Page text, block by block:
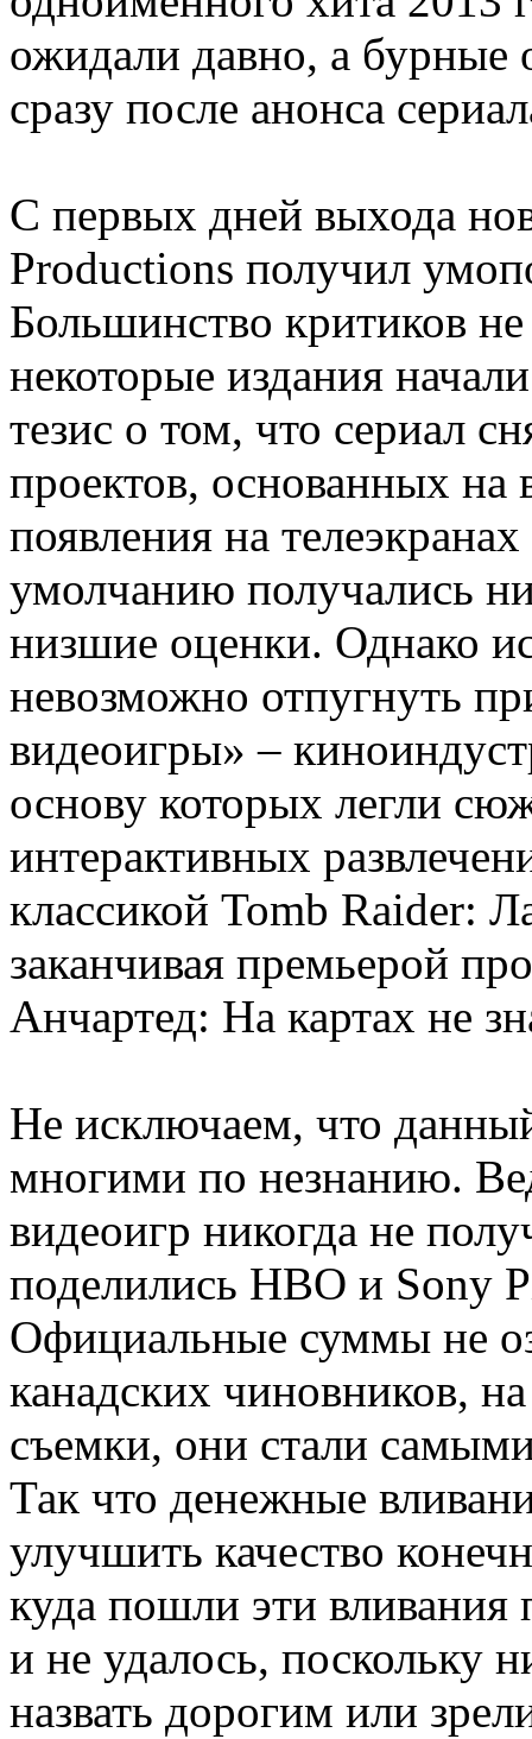
ожидали давно, а бурные
сразу после анонса
С первых дней выхода
Productions получил
Большинство критиков
некоторые издания
тезис о том, что сериал
проектов, основанных на
появления на
умолчанию получались
низшие оценки. Однако
невозможно отпугнуть
видеоигры» –
основу которых легли
интерактивных
классикой Tomb Raider:
заканчивая премьерой
Анчартед: На картах не
Не исключаем, что
многими по незнанию.
видеоигр никогда не
поделились НВО и Sony
Официальные суммы не
канадских чиновников,
съемки, они стали
Так что денежные
улучшить качество
куда пошли эти
и не удалось, поскольку
назвать дорогим или